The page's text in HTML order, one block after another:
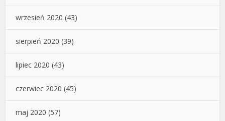
wrzesień 2020 (43)
sierpień 2020 (39)
lipiec 2020 (43)
czerwiec 2020 (45)
maj 2020 (57)